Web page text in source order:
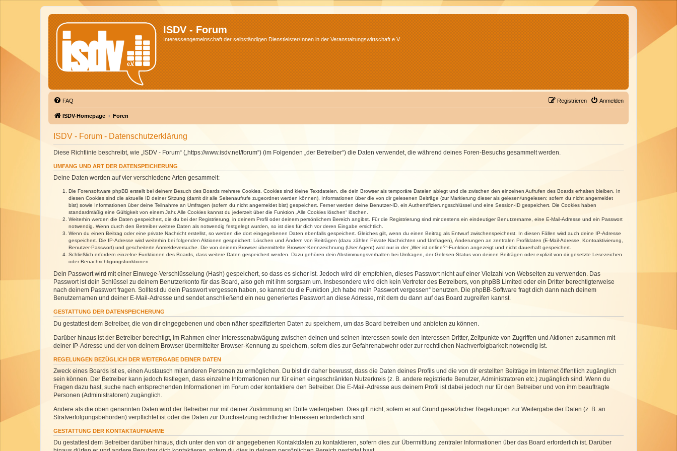
ISDV - Forum
Interessengemeinschaft der selbständigen Dienstleister/Innen in der Veranstaltungswirtschaft e.V.
FAQ Anmelden
Registrieren
ISDV-Homepage Foren
ISDV - Forum - Datenschutzerklärung
Diese Richtlinie beschreibt, wie „ISDV - Forum“ („https://www.isdv.net/forum“) (im Folgenden „der Betreiber“) die Daten verwendet, die während deines Foren-Besuchs gesammelt werden.
UMFANG UND ART DER DATENSPEICHERUNG
Deine Daten werden auf vier verschiedene Arten gesammelt:
Die Forensoftware phpBB erstellt bei deinem Besuch des Boards mehrere Cookies. Cookies sind kleine Textdateien, die dein Browser als temporäre Dateien ablegt und die zwischen den einzelnen Aufrufen des Boards erhalten bleiben. In
diesen Cookies sind die aktuelle ID deiner Sitzung (damit dir alle Seitenaufrufe zugeordnet werden können), Informationen über die von dir gelesenen Beiträge (zur Markierung dieser als gelesen/ungelesen; sofern du nicht angemeldet
bist) sowie Informationen über deine Teilnahme an Umfragen (sofern du nicht angemeldet bist) gespeichert. Ferner werden deine Benutzer-ID, ein Authentifizierungsschlüssel und eine Session-ID gespeichert. Die Cookies haben
standardmäßig eine Gültigkeit von einem Jahr. Alle Cookies kannst du jederzeit über die Funktion „Alle Cookies löschen“ löschen.
Weiterhin werden die Daten gespeichert, die du bei der Registrierung, in deinem Profil oder deinem persönlichem Bereich angibst. Für die Registrierung sind mindestens ein eindeutiger Benutzername, eine E-Mail-Adresse und ein Passwort
notwendig. Wenn durch den Betreiber weitere Daten als notwendig festgelegt wurden, so ist dies für dich vor deren Eingabe ersichtlich.
Wenn du einen Beitrag oder eine private Nachricht erstellst, so werden die dort eingegebenen Daten ebenfalls gespeichert. Gleiches gilt, wenn du einen Beitrag als Entwurf zwischenspeicherst. In diesen Fällen wird auch deine IP-Adresse
gespeichert. Die IP-Adresse wird weiterhin bei folgenden Aktionen gespeichert: Löschen und Ändern von Beiträgen (dazu zählen Private Nachrichten und Umfragen), Änderungen an zentralen Profildaten (E-Mail-Adresse, Kontoaktivierung,
Benutzer-Passwort) und gescheiterte Anmeldeversuche. Die von deinem Browser übermittelte Browser-Kennzeichnung (User Agent) wird nur in der „Wer ist online?“-Funktion angezeigt und nicht dauerhaft gespeichert.
Schließlich erfordern einzelne Funktionen des Boards, dass weitere Daten gespeichert werden. Dazu gehören dein Abstimmungsverhalten bei Umfragen, der Gelesen-Status von deinen Beiträgen oder explizit von dir gesetzte Lesezeichen
oder Benachrichtigungsfunktionen.
Dein Passwort wird mit einer Einwege-Verschlüsselung (Hash) gespeichert, so dass es sicher ist. Jedoch wird dir empfohlen, dieses Passwort nicht auf einer Vielzahl von Webseiten zu verwenden. Das
Passwort ist dein Schlüssel zu deinem Benutzerkonto für das Board, also geh mit ihm sorgsam um. Insbesondere wird dich kein Vertreter des Betreibers, von phpBB Limited oder ein Dritter berechtigterweise
nach deinem Passwort fragen. Solltest du dein Passwort vergessen haben, so kannst du die Funktion „Ich habe mein Passwort vergessen“ benutzen. Die phpBB-Software fragt dich dann nach deinem
Benutzernamen und deiner E-Mail-Adresse und sendet anschließend ein neu generiertes Passwort an diese Adresse, mit dem du dann auf das Board zugreifen kannst.
GESTATTUNG DER DATENSPEICHERUNG
Du gestattest dem Betreiber, die von dir eingegebenen und oben näher spezifizierten Daten zu speichern, um das Board betreiben und anbieten zu können.
Darüber hinaus ist der Betreiber berechtigt, im Rahmen einer Interessenabwägung zwischen deinen und seinen Interessen sowie den Interessen Dritter, Zeitpunkte von Zugriffen und Aktionen zusammen mit
deiner IP-Adresse und der von deinem Browser übermittelter Browser-Kennung zu speichern, sofern dies zur Gefahrenabwehr oder zur rechtlichen Nachverfolgbarkeit notwendig ist.
REGELUNGEN BEZÜGLICH DER WEITERGABE DEINER DATEN
Zweck eines Boards ist es, einen Austausch mit anderen Personen zu ermöglichen. Du bist dir daher bewusst, dass die Daten deines Profils und die von dir erstellten Beiträge im Internet öffentlich zugänglich
sein können. Der Betreiber kann jedoch festlegen, dass einzelne Informationen nur für einen eingeschränkten Nutzerkreis (z. B. andere registrierte Benutzer, Administratoren etc.) zugänglich sind. Wenn du
Fragen dazu hast, suche nach entsprechenden Informationen im Forum oder kontaktiere den Betreiber. Die E-Mail-Adresse aus deinem Profil ist dabei jedoch nur für den Betreiber und von ihm beauftragte
Personen (Administratoren) zugänglich.
Andere als die oben genannten Daten wird der Betreiber nur mit deiner Zustimmung an Dritte weitergeben. Dies gilt nicht, sofern er auf Grund gesetzlicher Regelungen zur Weitergabe der Daten (z. B. an
Strafverfolgungsbehörden) verpflichtet ist oder die Daten zur Durchsetzung rechtlicher Interessen erforderlich sind.
GESTATTUNG DER KONTAKTAUFNAHME
Du gestattest dem Betreiber darüber hinaus, dich unter den von dir angegebenen Kontaktdaten zu kontaktieren, sofern dies zur Übermittlung zentraler Informationen über das Board erforderlich ist. Darüber